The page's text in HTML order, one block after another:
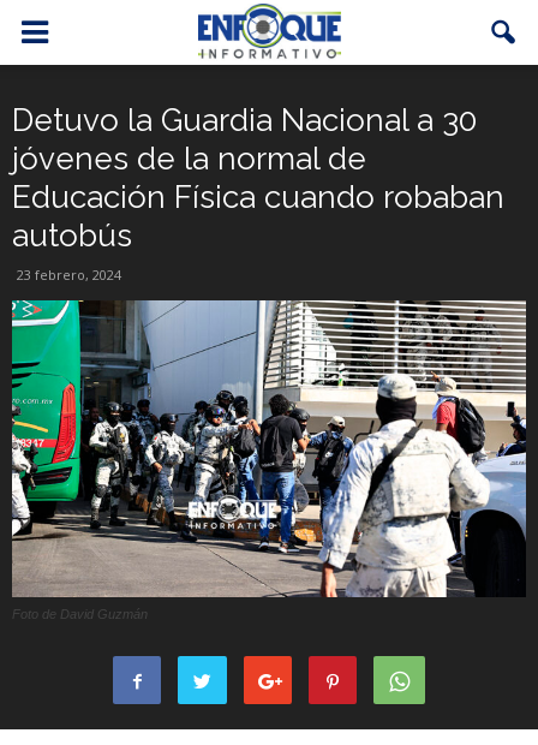
Detuvo la Guardia Nacional a 30
jóvenes de la normal de
Educación Física cuando robaban
autobús
23 febrero, 2024
Foto de David Guzmán